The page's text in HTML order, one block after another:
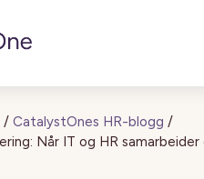
Toggle navigation
/ CatalystOnes HR-blogg /
Når IT og HR